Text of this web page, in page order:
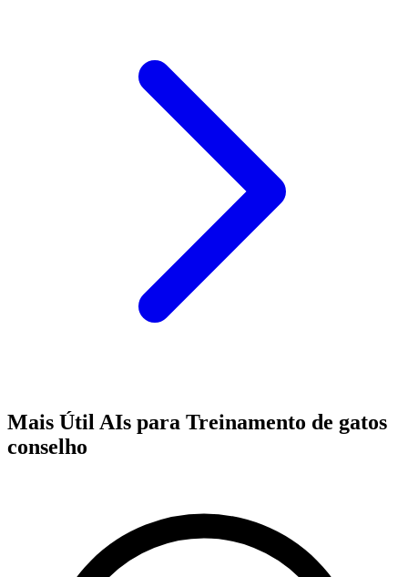
Mais Útil AIs para Treinamento de gatos
conselho